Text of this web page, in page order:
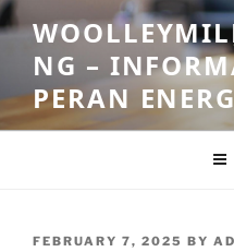
Skip
to
contentNG –
PERAN
POSTED
FEBRUARY 7, 2025 BY